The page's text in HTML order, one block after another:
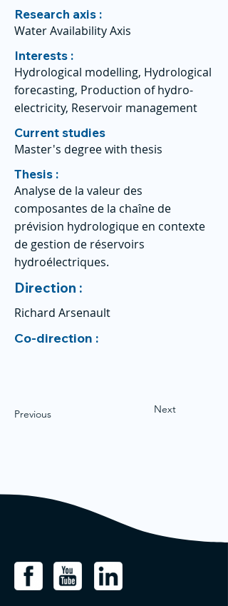
Research axis :
Water Availability Axis
Interests :
Hydrological modelling, Hydrological
forecasting, Production of hydro-
electricity, Reservoir management
Current studies
Master's degree with thesis
Thesis :
Analyse de la valeur des
composantes de la chaîne de
prévision hydrologique en contexte
de gestion de réservoirs
hydroélectriques.
Direction :
Richard Arsenault
Co-direction :
Previous Next